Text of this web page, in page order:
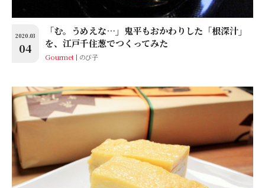
2020.03
04
「む。うめえな…」鬼平もおかわりした「根深汁」
を、江戸千住葱でつくってみた
Gourmet のび子